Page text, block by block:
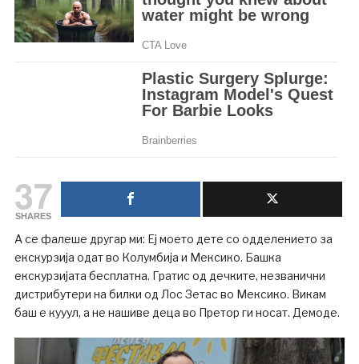
37
SHARES
А се фалеше другар ми: Еј моето дете со одделението за
екскурзија одат во Колумбија и Мексико. Башка
екскурзијата бесплатна. Гратис од дечките, незванични
дистрибутери на билки од Лос Зетас во Мексико. Викам
баш е кууул, а не нашиве деца во Претор ги носат. Демоде.